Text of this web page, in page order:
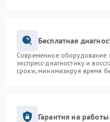
Бесплатная
Современное оборудование
экспресс-диагностику и
сроки, минимизируя время
Гарантия на работы